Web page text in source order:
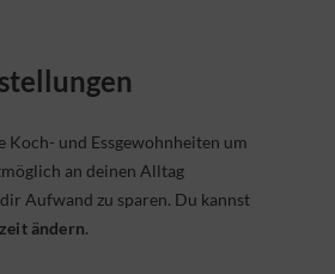
Koch- und Essgewohnheiten um
an deinen Alltag
Aufwand zu sparen. Du kannst
ändern.